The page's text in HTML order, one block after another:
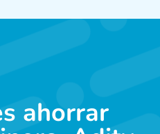
ahorrar